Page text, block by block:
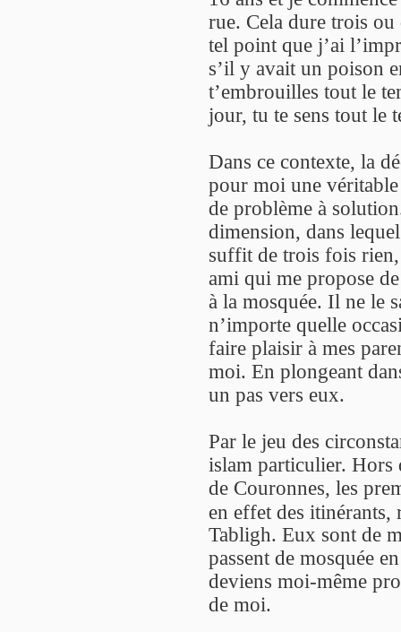
rue. Cela dure trois
tel point que j’ai
s’il y avait un poison
t’embrouilles tout le
jour, tu te sens tout le
Dans ce contexte, la
pour moi une
de problème à
dimension, dans
suffit de trois fois
ami qui me propose
à la mosquée. Il ne le
n’importe quelle
faire plaisir à mes
moi. En plongeant
un pas vers eux.
Par le jeu des
islam particulier. Hors
de Couronnes, les
en effet des itinérants,
Tabligh. Eux sont de
passent de mosquée
deviens moi-même
de moi.